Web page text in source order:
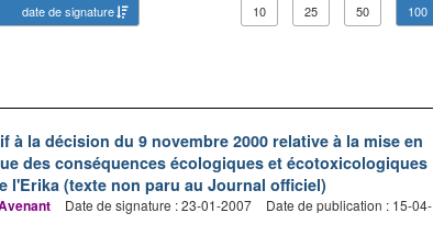
date de signature
10 25 50 100
à la décision du 9 novembre 2000 relative à la mise en
des conséquences écologiques et écotoxicologiques
l'Erika (texte non paru au Journal officiel)
Date de signature : 23-01-2007
Date de publication : 15-04-